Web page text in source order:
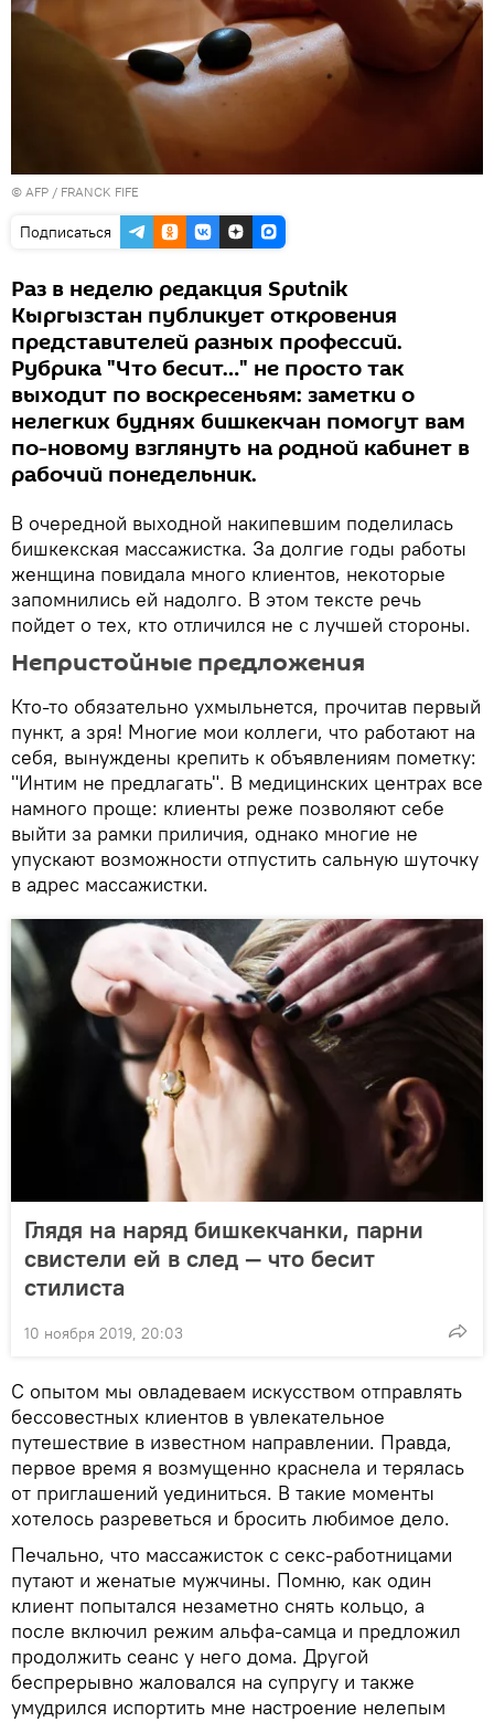
© AFP / FRANCK FIFE
Подписаться
Раз в неделю редакция Sputnik
Кыргызстан публикует откровения
представителей разных профессий.
Рубрика "Что бесит…" не просто так
выходит по воскресеньям: заметки о
нелегких буднях бишкекчан помогут вам
по-новому взглянуть на родной кабинет в
рабочий понедельник.
В очередной выходной накипевшим поделилась
бишкекская массажистка. За долгие годы работы
женщина повидала много клиентов, некоторые
запомнились ей надолго. В этом тексте речь
пойдет о тех, кто отличился не с лучшей стороны.
Непристойные предложения
Кто-то обязательно ухмыльнется, прочитав первый
пункт, а зря! Многие мои коллеги, что работают на
себя, вынуждены крепить к объявлениям пометку:
"Интим не предлагать". В медицинских центрах все
намного проще: клиенты реже позволяют себе
выйти за рамки приличия, однако многие не
упускают возможности отпустить сальную шуточку
в адрес массажистки.
Глядя на наряд бишкекчанки, парни
свистели ей в след — что бесит
стилиста
10 ноября 2019, 20:03
С опытом мы овладеваем искусством отправлять
бессовестных клиентов в увлекательное
путешествие в известном направлении. Правда,
первое время я возмущенно краснела и терялась
от приглашений уединиться. В такие моменты
хотелось разреветься и бросить любимое дело.
Печально, что массажисток с секс-работницами
путают и женатые мужчины. Помню, как один
клиент попытался незаметно снять кольцо, а
после включил режим альфа-самца и предложил
продолжить сеанс у него дома. Другой
беспрерывно жаловался на супругу и также
умудрился испортить мне настроение нелепым